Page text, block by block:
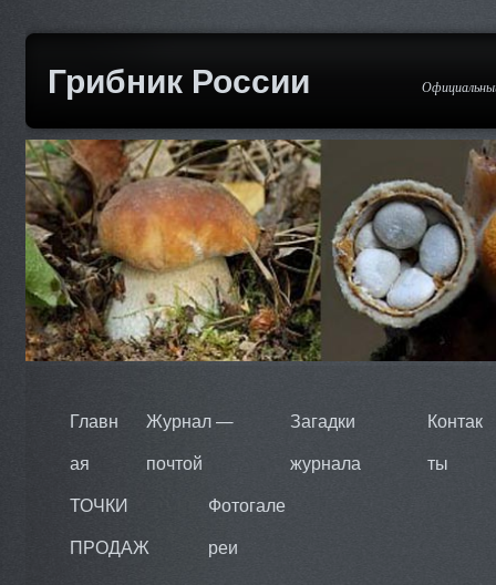
Грибник России
Главн
ая
Журнал —
почтой
Загадки
журнала
Контак
ты
ТОЧКИ
ПРОДАЖ
Фотогале
реи